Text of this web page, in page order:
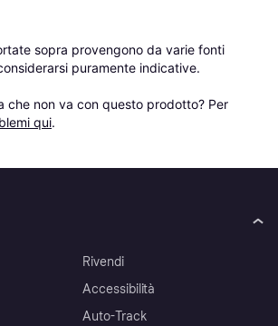
sopra provengono da varie fonti
puramente indicative.
che non va con questo prodotto? Per
qui.
Rivendi
Accessibilità
Auto-Track